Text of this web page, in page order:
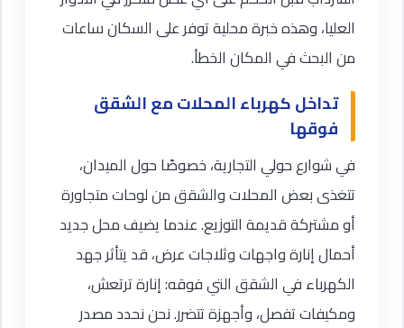
العليا، وهذه خبرة محلية توفر على السكان ساعات
من البحث في المكان الخطأ.
تداخل كهرباء المحلات مع الشقق
فوقها
في شوارع حولي التجارية، خصوصًا حول الميدان،
تتغذى بعض المحلات والشقق من لوحات متجاورة
أو مشتركة قديمة التوزيع. عندما يضيف محل جديد
أحمال إنارة واجهات وثلاجات عرض، قد يتأثر جهد
الكهرباء في الشقق التي فوقه: إنارة ترتعش،
ومكيفات تفصل، وأجهزة تتضرر. نحن نحدد مصدر